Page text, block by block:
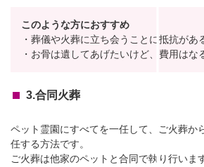
このような方におすすめ
・葬儀や火葬に立ち会うことに抵抗があ
・お骨は遺してあげたいけど、費用はな
3.合同火葬
ペット霊園にすべてを一任して、ご火葬か
任する方法です。
ご火葬は他家のペットと合同で執り行いま